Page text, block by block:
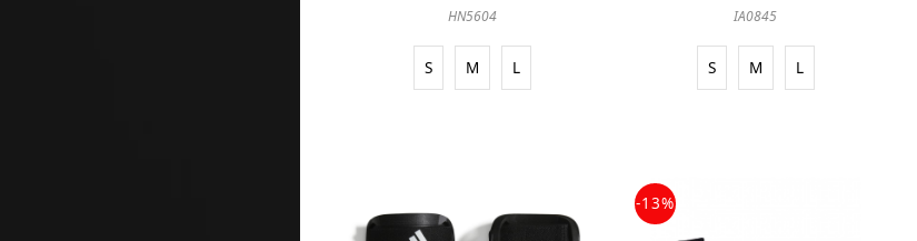
HN5604
S M L
IA0845
S M L
-13%